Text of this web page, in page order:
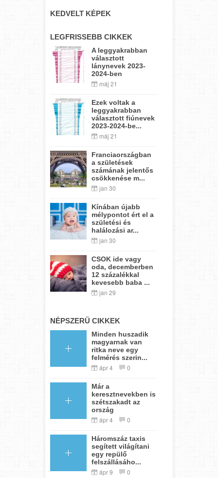
KEDVELT KÉPEK
LEGFRISSEBB CIKKEK
A leggyakrabban
választott
lánynevek 2023-
2024-ben
máj 21
Ezek voltak a
leggyakrabban
választott fiúnevek
2023-2024-be...
máj 21
Franciaországban
a születések
számának jelentős
csökkenése m...
jan 30
Kínában újabb
mélypontot ért el a
születési és
halálozási ar...
jan 30
CSOK ide vagy
oda, decemberben
12 százalékkal
kevesebb baba ...
jan 29
NÉPSZERŰ CIKKEK
Minden huszadik
magyarnak van
ritka neve egy
felmérés szerin...
ápr 4 0
Már a
keresztnevekben is
szétszakadt az
ország
ápr 4 0
Háromszáz taxis
segített világítani
egy repülő
felszállásáho...
ápr 9 0